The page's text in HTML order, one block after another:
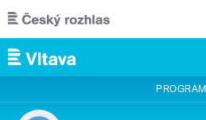
Přejít k hlavnímu obsahu
PROGRAM